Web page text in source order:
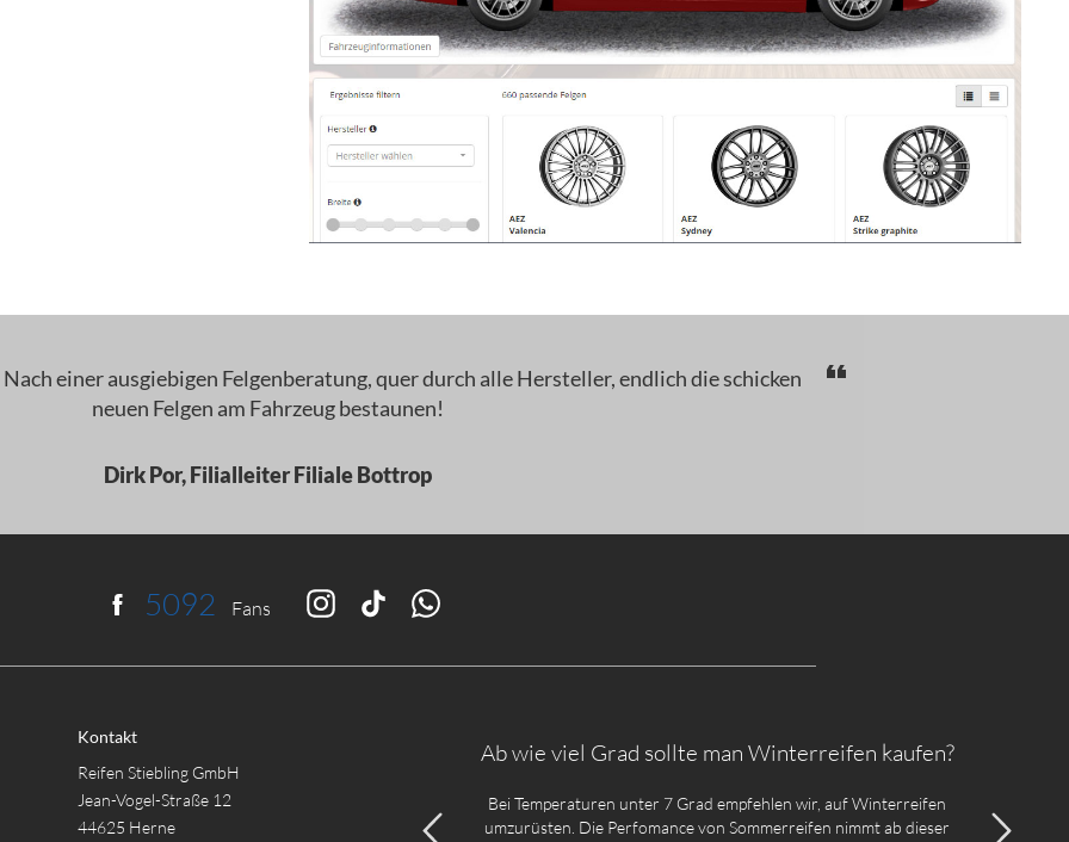
einer ausgiebigen Felgenberatung, quer durch alle Hersteller, endlich die schicken
neuen Felgen am Fahrzeug bestaunen!
Dirk Por, Filialleiter Filiale Bottrop
f 5632 Fans
Kontakt
Reifen Stiebling GmbH
Jean-Vogel-Straße 12
44625 Herne
Ab wie viel Grad sollte man Winterreifen kaufen?
Bei Temperaturen unter 7 Grad empfehlen wir, auf Winterreifen
umzurüsten. Die Perfomance von Sommerreifen nimmt ab dieser